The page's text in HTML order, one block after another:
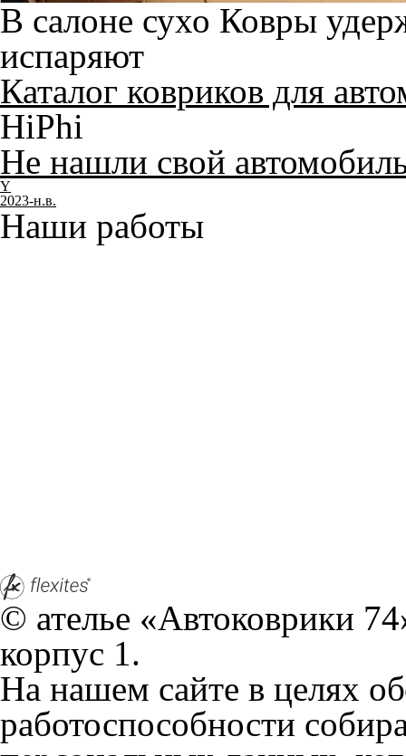
В салоне сухо Ковры
испаряют
материалы
Каталог ковриков для
HiPhi
Не нашли свой
Y
2023-н.в.
Наши работы